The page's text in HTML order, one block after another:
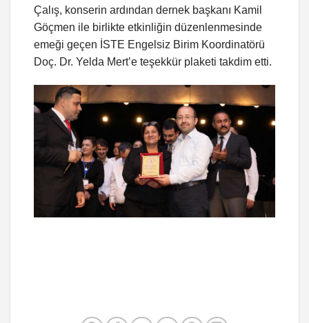
Çalış, konserin ardından dernek başkanı Kamil
Göçmen ile birlikte etkinliğin düzenlenmesinde
emeği geçen İSTE Engelsiz Birim Koordinatörü
Doç. Dr. Yelda Mert’e teşekkür plaketi takdim etti.